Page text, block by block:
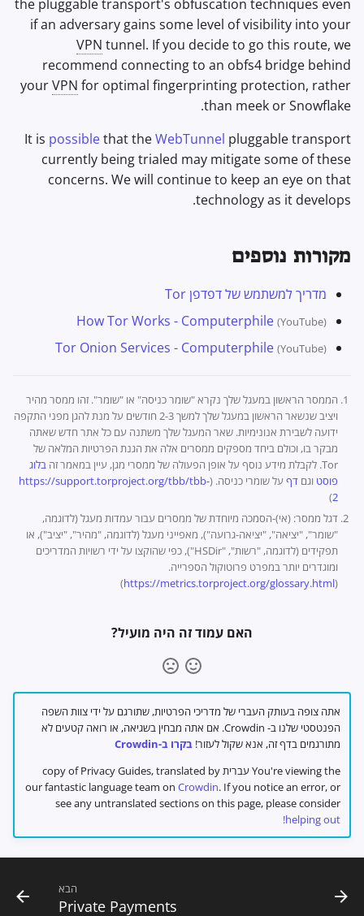
the pluggable transport's obfuscation techniques even
if an adversary gains some level of visibility into your
VPN tunnel. If you decide to go this route, we
recommend connecting to an obfs4 bridge behind
yourVPN for optimal fingerprinting protection, rather
than meek or Snowflake.
It is possiblethat theWebTunnel pluggable transport
currently being trialed may mitigate some of these
concerns. We will continue to keep an eye on that
technology as it develops.
מקורות נוספים
מדריך למשתמש של דפדפן Tor
How Tor Works - Computerphile (YouTube)
Tor Onion Services - Computerphile (YouTube)
הממסר הראשון במעגל שלך נקרא "שומר כניסה" או "שומר". זהו ממסר מהיר
ויציב שנשאר הראשון במעגל שלך למשך 2-3 חודשים על מנת להגן מפני התקפה
ידועה לשבירת אנונימיות. שאר המעגל שלך משתנה עם כל אתר חדש שאתה
מבקר בו, וכולם ביחד מספקים ממסרים אלה את הגנת הפרטיות המלאה של
Tor. לקבלת מידע נוסף על אופן הפעולה של ממסרי מגן, עיין במאמר זה
בלוג
פוסט וגם דףעל שומרי כניסה. (https://support.torproject.org/tbb/tbb-
2
)
דגל ממסר: (אי)-הסמכה מיוחדת של ממסרים עבור עמדות מעגל (לדוגמה,
"שומר", "יציאה", "יציאה-גרועה"), מאפייני מעגל (לדוגמה, "מהיר", "יציב"), או
תפקידים (לדוגמה, "רשות", "HSDir"), כפי שהוקצו על ידי רשויות המדריכים
ומוגדרים יותר במפרט פרוטוקול הספרייה.
(
https://metrics.torproject.org/glossary.html
)
האם עמוד זה היה מועיל?
אתה צופה בעותק העברי של מדריכי הפרטיות, שתורגם על ידי צוות השפה
הפנטסטי שלנו ב- Crowdin. אם אתה מבחין בשגיאה, או רואה קטעים לא
מתורגמים בדף זה, אנא שקול לעזור!בקרו ב-Crowdin
You're viewing the עברית copy of Privacy Guides, translated by
our fantastic language team on Crowdin. If you notice an error, or
see any untranslated sections on this page, please consider
helping out!
הבא
Private Payments